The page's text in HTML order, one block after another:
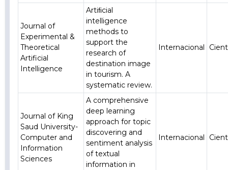
Journal of
Experimental &
Theoretical
Artificial
Intelligence
Artiﬁcial
intelligence
methods to
support the
research of
destination image
in tourism. A
systematic review.
Internacional
Journal of King
Saud University-
Computer and
Information
Sciences
A comprehensive
deep learning
approach for topic
discovering and
sentiment analysis
of textual
information in
Internacional